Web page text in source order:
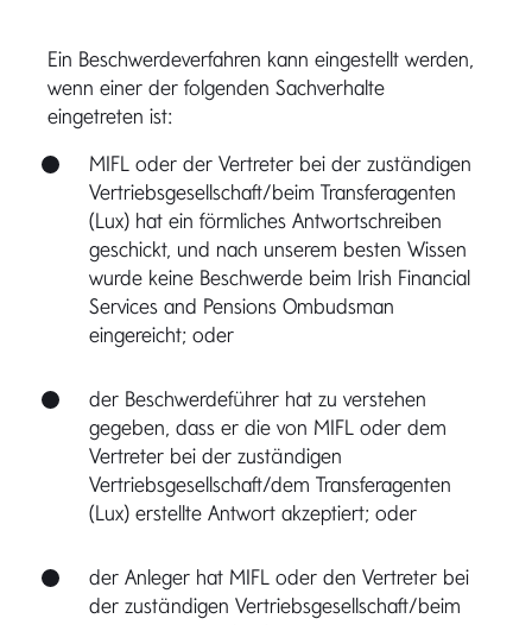
Ein Beschwerdeverfahren kann eingestellt werden,
wenn einer der folgenden Sachverhalte
eingetreten ist:
MIFL oder der Vertreter bei der zuständigen
Vertriebsgesellschaft/beim Transferagenten
(Lux) hat ein förmliches Antwortschreiben
geschickt, und nach unserem besten Wissen
wurde keine Beschwerde beim Irish Financial
Services and Pensions Ombudsman
eingereicht; oder
der Beschwerdeführer hat zu verstehen
gegeben, dass er die von MIFL oder dem
Vertreter bei der zuständigen
Vertriebsgesellschaft/dem Transferagenten
(Lux) erstellte Antwort akzeptiert; oder
der Anleger hat MIFL oder den Vertreter bei
der zuständigen Vertriebsgesellschaft/beim